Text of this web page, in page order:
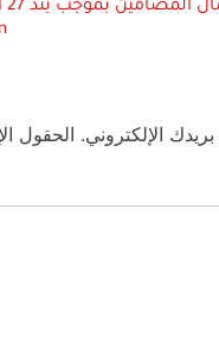
الإلكتروني. الحقول